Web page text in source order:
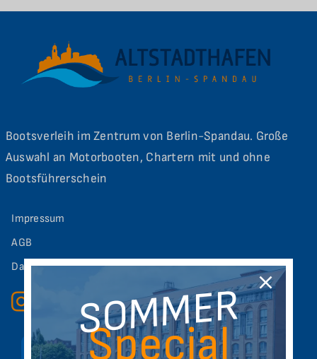
Bootsverleih im Zentrum von Berlin-Spandau. Große
Auswahl an Motorbooten, Chartern mit und ohne
Bootsführerschein
Impressum
AGB
Datenschutz
+49 (0)30 – 20 14 45 05
SOMMER
Special